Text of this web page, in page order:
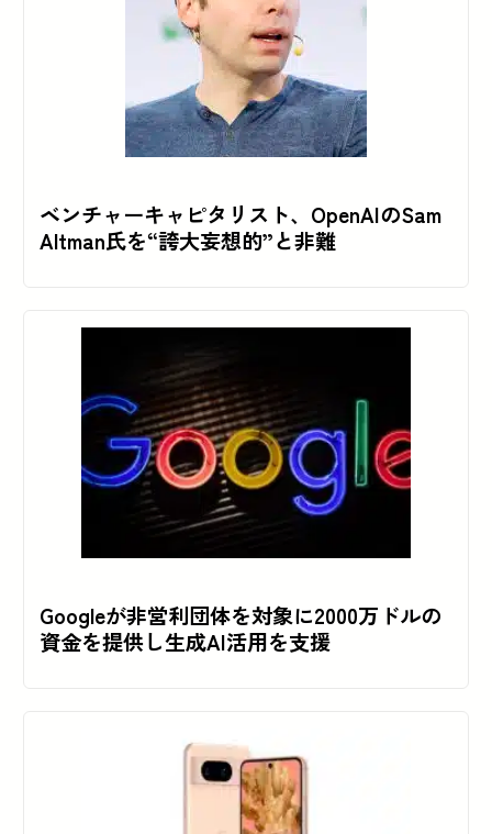
ベンチャーキャピタリスト、OpenAIのSam
Altman氏を“誇大妄想的”と非難
Googleが非営利団体を対象に2000万ドルの
資金を提供し生成AI活用を支援